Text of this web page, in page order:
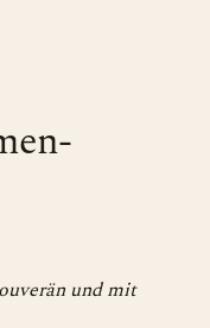
und mit